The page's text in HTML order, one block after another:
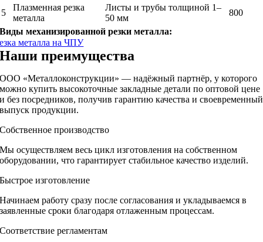
5
Плазменная резка
металла
Листы и трубы толщиной 1–
50 мм
800
Виды механизированной резки металла:
металла на ЧПУ
Наши преимущества
ООО «Металлоконструкции» — надёжный партнёр, у которого
можно купить высокоточные закладные детали по оптовой цене
и без посредников, получив гарантию качества и своевременный
выпуск продукции.
Собственное производство
Мы осуществляем весь цикл изготовления на собственном
оборудовании, что гарантирует стабильное качество изделий.
Быстрое изготовление
Начинаем работу сразу после согласования и укладываемся в
заявленные сроки благодаря отлаженным процессам.
Соответствие регламентам